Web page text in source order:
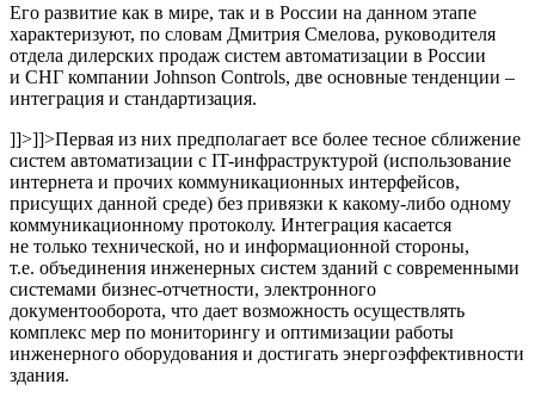
Его развитие как в мире, так и в России на данном этапе
характеризуют, по словам Дмитрия Смелова, руководителя
отдела дилерских продаж систем автоматизации в России
и СНГ компании Johnson Controls, две основные тенденции –
интеграция и стандартизация.
]]>]]>Первая из них предполагает все более тесное сближение
систем автоматизации с IT-инфраструктурой (использование
интернета и прочих коммуникационных интерфейсов,
присущих данной среде) без привязки к какому-либо одному
коммуникационному протоколу. Интеграция касается
не только технической, но и информационной стороны,
т.е. объединения инженерных систем зданий с современными
системами бизнес-отчетности, электронного
документооборота, что дает возможность осуществлять
комплекс мер по мониторингу и оптимизации работы
инженерного оборудования и достигать энергоэффективности
здания.